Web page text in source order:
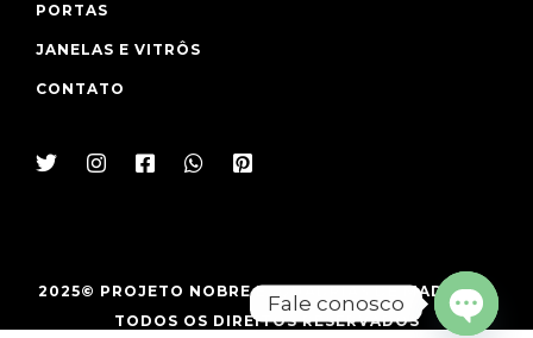
PORTAS
JANELAS E VITRÔS
CONTATO
2025© PROJETO NOBRE ESQUADRIAS DE MADEIRA -
TODOS OS DIREITOS RESERVADOS
Fale conosco